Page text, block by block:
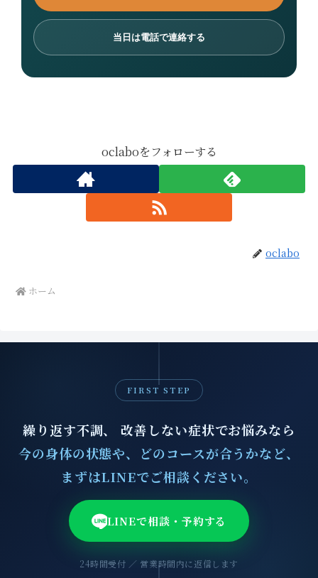
当日は電話で連絡する
oclaboをフォローする
oclabo
ホーム
FIRST STEP
繰り返す不調、 改善しない症状でお悩みなら
今の身体の状態や、どのコースが合うかなど、
まずはLINEでご相談ください。
LINEで相談・予約する
24時間受付 ／ 営業時間内に返信します